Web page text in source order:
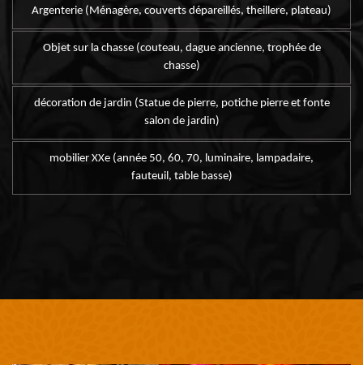
Argenterie (Ménagère, couverts dépareillés, theillere, plateau)
Objet sur la chasse (couteau, dague ancienne, trophée de
chasse)
décoration de jardin (Statue de pierre, potiche pierre et fonte
salon de jardin)
mobilier XXe (année 50, 60, 70, luminaire, lampadaire,
fauteuil, table basse)